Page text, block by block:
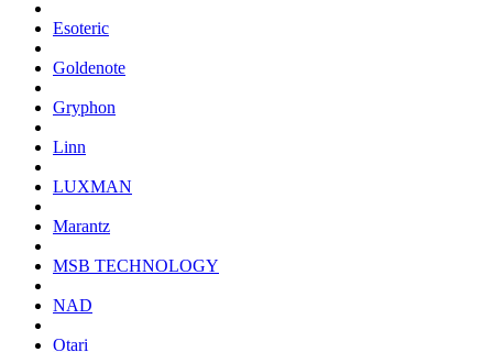
Esoteric
Goldenote
Gryphon
Linn
LUXMAN
Marantz
MSB TECHNOLOGY
NAD
Otari